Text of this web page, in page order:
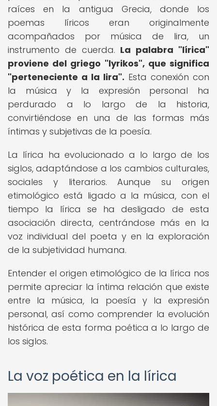
raíces en la antigua Grecia, donde los
poemas líricos eran originalmente
acompañados por música de lira, un
instrumento de cuerda. La palabra "lírica"
proviene del griego "lyrikos", que significa
"perteneciente a la lira". Esta conexión con
la música y la expresión personal ha
perdurado a lo largo de la historia,
convirtiéndose en una de las formas más
íntimas y subjetivas de la poesía.
La lírica ha evolucionado a lo largo de los
siglos, adaptándose a los cambios culturales,
sociales y literarios. Aunque su origen
etimológico está ligado a la música, con el
tiempo la lírica se ha desligado de esta
asociación directa, centrándose más en la
voz individual del poeta y en la exploración
de la subjetividad humana.
Entender el origen etimológico de la lírica nos
permite apreciar la íntima relación que existe
entre la música, la poesía y la expresión
personal, así como comprender la evolución
histórica de esta forma poética a lo largo de
los siglos.
La voz poética en la lírica